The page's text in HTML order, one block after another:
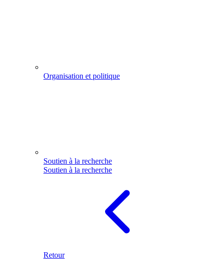
Organisation et politique
Soutien à la recherche
Soutien à la recherche
Retour